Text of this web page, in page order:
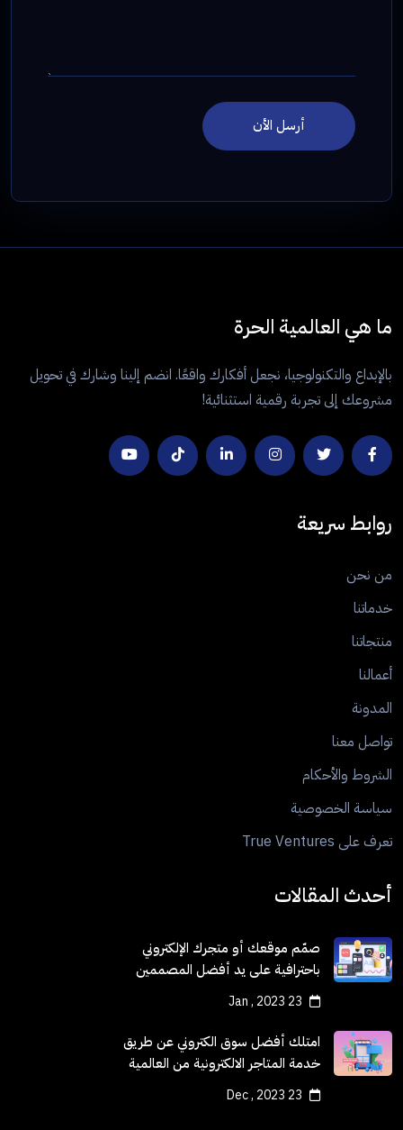
أرسل الأن
ما هي العالمية الحرة
بالإبداع والتكنولوجيا، نجعل أفكارك واقعًا. انضم إلينا وشارك في تحويل
مشروعك إلى تجربة رقمية استثنائية!
روابط سريعة
من نحن
خدماتنا
منتجاتنا
أعمالنا
المدونة
تواصل معنا
الشروط والأحكام
سياسة الخصوصية
تعرف على True Ventures
أحدث المقالات
صمّم موقعك أو متجرك الإلكتروني
باحترافية على يد أفضل المصممين
23 Jan , 2023
امتلك أفضل سوق الكتروني عن طريق
خدمة المتاجر الالكترونية من العالمية
الحرة
23 Dec , 2023